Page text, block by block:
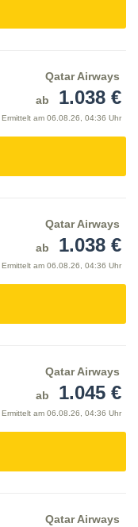
Qatar Airways
ab
1.038 €
Ermittelt am 06.08.26, 04:36 Uhr
Qatar Airways
ab
1.038 €
Ermittelt am 06.08.26, 04:36 Uhr
Qatar Airways
ab
1.045 €
Ermittelt am 06.08.26, 04:36 Uhr
Qatar Airways